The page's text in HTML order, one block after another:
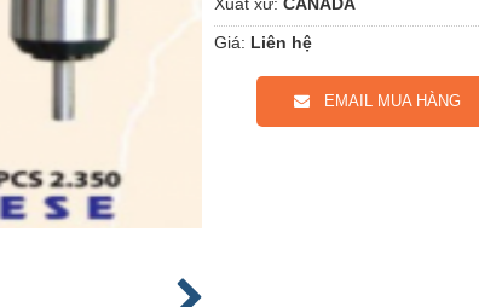
Giá: Liên hệ
EMAIL MUA HÀNG